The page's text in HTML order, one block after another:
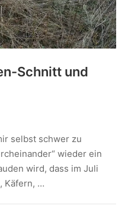
Schnitt und
selbst schwer zu
wieder ein
wird, dass im Juli
Käfern, …